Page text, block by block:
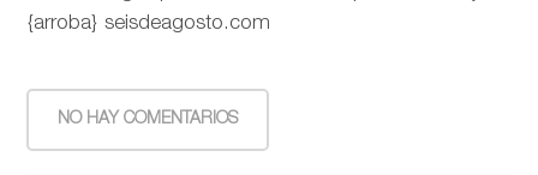
{arroba} seisdeagosto.com
NO HAY COMENTARIOS